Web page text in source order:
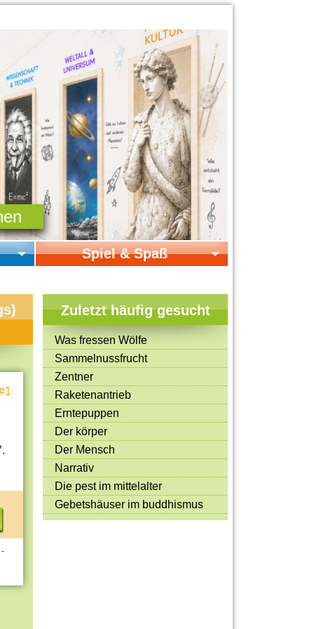
Spiel & Spaß
Online-Spiele
Mitmachen & Kreatives
Bücher & Filme
Quiz-Spiele
Spiele & Ideen
Jugendreporter
Rezeptideen
Game-Tests
Reisen, Events & Sport
E-Cards
-
Zuletzt häufig gesucht
Was fressen Wölfe
Sammelnussfrucht
Zentner
Raketenantrieb
Erntepuppen
Der körper
Der Mensch
Narrativ
Die pest im mittelalter
Gebetshäuser im buddhismus